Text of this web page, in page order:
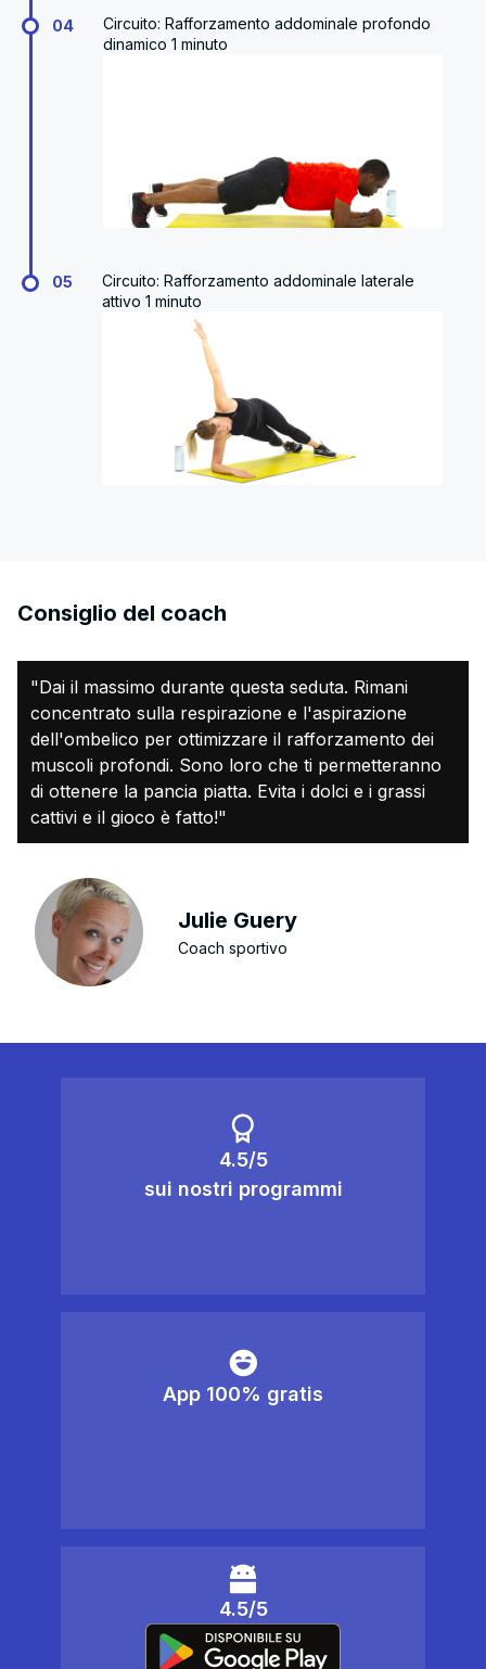
04
Circuito: Rafforzamento addominale profondo
dinamico 1 minuto
05
Circuito: Rafforzamento addominale laterale
attivo 1 minuto
Consiglio del coach
"Dai il massimo durante questa seduta. Rimani
concentrato sulla respirazione e l'aspirazione
dell'ombelico per ottimizzare il rafforzamento dei
muscoli profondi. Sono loro che ti permetteranno
di ottenere la pancia piatta. Evita i dolci e i grassi
cattivi e il gioco è fatto!"
Julie Guery
Coach sportivo
4.5/5
sui nostri programmi
App 100% gratis
4.5/5